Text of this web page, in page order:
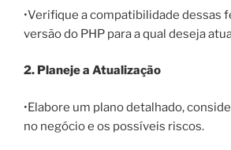
•Verifique a compatibilidade dessas
versão do PHP para a qual deseja
2. Planeje a Atualização
•Elabore um plano detalhado,
no negócio e os possíveis riscos.